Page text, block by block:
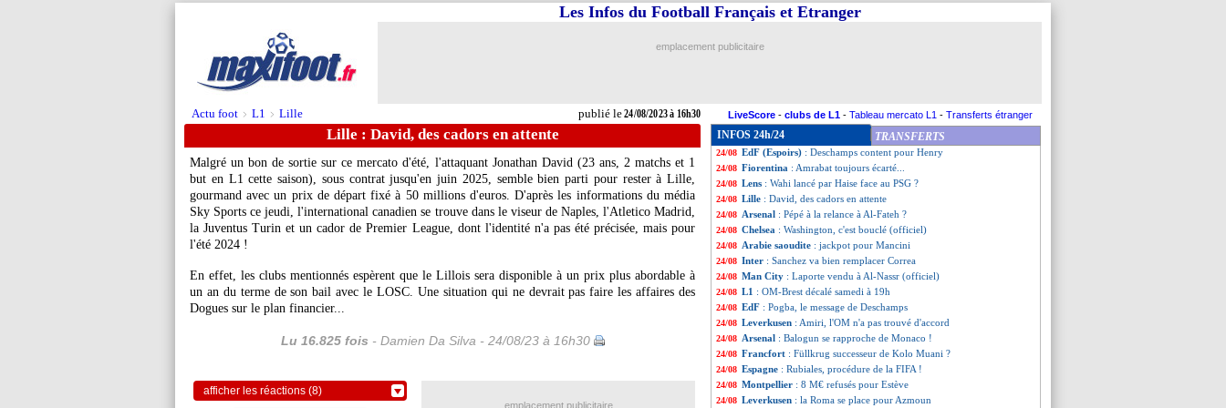
Actu foot > L1 > Lille publié le24/08/2023 à 16h30
Les Infos du Football Français et Etranger
emplacement publicitaire
LiveScore - clubs de L1 - Tableau mercato L1 - Transferts étranger
Lille : David, des cadors en attente
Malgré un bon de sortie sur ce mercato d'été, l'attaquant Jonathan David(23 ans, 2 matchs et 1
but en L1 cette saison), sous contrat jusqu'en juin 2025, semble bien parti pour rester à Lille,
gourmand avec un prix de départ fixé à 50 millions d'euros. D'après les informations du média
Sky Sports ce jeudi, l'international canadien se trouve dans le viseur de Naples, l'Atletico Madrid,
la Juventus Turin et un cador de Premier League, dont l'identité n'a pas été précisée, mais pour
l'été 2024 !
En effet, les clubs mentionnés espèrent que le Lillois sera disponible à un prix plus abordable à
un an du terme de son bail avec le LOSC. Une situation qui ne devrait pas faire les affaires des
Dogues sur le plan financier...
Lu 16.825 fois - Damien Da Silva - 24/08/23 à 16h30
afficher les réactions (8)
INFOS 24h/24 TRANSFERTS
24/08 Atletico : le président évoque le cas Félix
24/08 Rennes
24/08 PSG: Mbappé, Dugarry voit un désaveu
24/08 Chelsea: Pochettino subit le dossier Lukaku
24/08 EdF (Espoirs) : Deschamps content pour Henry
24/08 Fiorentina : Amrabat toujours écarté...
24/08 Lens : Wahi lancé par Haise face au PSG ?
24/08 Lille : David, des cadors en attente
24/08 Arsenal : Pépé à la relance à Al-Fateh ?
24/08 Chelsea : Washington, c'est bouclé (officiel)
24/08 Arabie saoudite : jackpot pour Mancini
24/08 Inter : Sanchez va bien remplacer Correa
24/08 Man City : Laporte vendu à Al-Nassr (officiel)
24/08 L1 : OM-Brest décalé samedi à 19h
24/08 EdF : Pogba, le message de Deschamps
24/08 Leverkusen : Amiri, l'OM n'a pas trouvé d'accord
24/08 Arsenal : Balogun se rapproche de Monaco !
24/08 Francfort : Füllkrug successeur de Kolo Muani ?
24/08 Espagne : Rubiales, procédure de la FIFA !
24/08 Montpellier : 8 M€ refusés pour Estève
24/08 Leverkusen : la Roma se place pour Azmoun
emplacement publicitaire